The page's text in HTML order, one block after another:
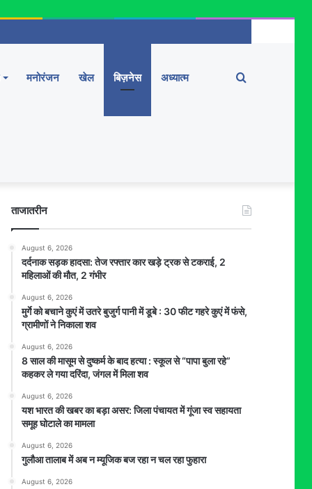
मनोरंजन खेल बिज़नेस अध्यात्म Search
ताजातरीन
August 6, 2026
दर्दनाक सड़क हादसा: तेज रफ्तार कार खड़े ट्रक से टकराई, 2
महिलाओं की मौत, 2 गंभीर
August 6, 2026
मुर्गे को बचाने कुएं में उतरे बुजुर्ग पानी में डूबे : 30 फीट गहरे कुएं में फंसे,
ग्रामीणों ने निकाला शव
August 6, 2026
8 साल की मासूम से दुष्कर्म के बाद हत्या : स्कूल से “पापा बुला रहे”
कहकर ले गया दरिंदा, जंगल में मिला शव
August 6, 2026
यश भारत की खबर का बड़ा असर: जिला पंचायत में गूंजा स्व सहायता
समूह घोटाले का मामला
August 6, 2026
गुलौआ तालाब में अब न म्यूजिक बज रहा न चल रहा फुहारा
August 6, 2026